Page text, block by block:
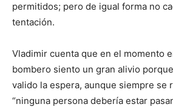
permitidos; pero de igual forma no
tentación.
Vladimir cuenta que en el momento
bombero siento un gran alivio
valido la espera, aunque siempre se
“ninguna persona debería estar